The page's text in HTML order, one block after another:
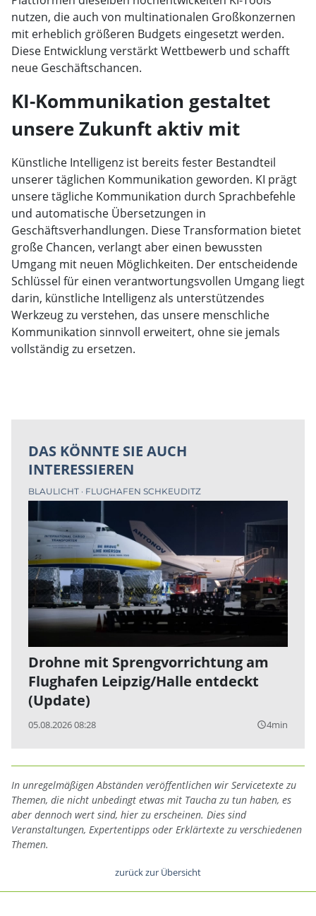
nutzen, die auch von multinationalen Großkonzernen
mit erheblich größeren Budgets eingesetzt werden.
Diese Entwicklung verstärkt Wettbewerb und schafft
neue Geschäftschancen.
KI-Kommunikation gestaltet
unsere Zukunft aktiv mit
Künstliche Intelligenz ist bereits fester Bestandteil
unserer täglichen Kommunikation geworden. KI prägt
unsere tägliche Kommunikation durch Sprachbefehle
und automatische Übersetzungen in
Geschäftsverhandlungen. Diese Transformation bietet
große Chancen, verlangt aber einen bewussten
Umgang mit neuen Möglichkeiten. Der entscheidende
Schlüssel für einen verantwortungsvollen Umgang liegt
darin, künstliche Intelligenz als unterstützendes
Werkzeug zu verstehen, das unsere menschliche
Kommunikation sinnvoll erweitert, ohne sie jemals
vollständig zu ersetzen.
DAS KÖNNTE SIE AUCH
INTERESSIEREN
BLAULICHT FLUGHAFEN SCHKEUDITZ
Drohne mit Sprengvorrichtung am
Flughafen Leipzig/Halle entdeckt
(Update)
05.08.2026 08:28 query_builder4min
In unregelmäßigen Abständen veröffentlichen wir Servicetexte zu
Themen, die nicht unbedingt etwas mit Taucha zu tun haben, es
aber dennoch wert sind, hier zu erscheinen. Dies sind
Veranstaltungen, Expertentipps oder Erklärtexte zu verschiedenen
Themen.
zurück zur Übersicht